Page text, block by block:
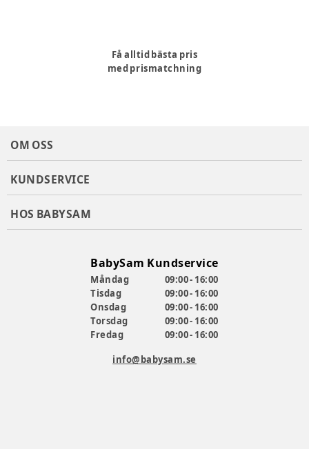
Få alltid bästa pris
med prismatchning
OM OSS
KUNDSERVICE
HOS BABYSAM
BabySam Kundservice
Måndag
09:00 - 16:00
Tisdag
09:00 - 16:00
Onsdag
09:00 - 16:00
Torsdag
09:00 - 16:00
Fredag
09:00 - 16:00
info@babysam.se